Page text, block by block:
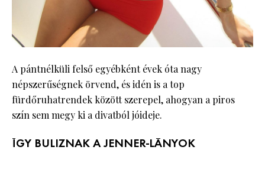
A pántnélküli felső egyébként évek óta nagy
népszerűségnek örvend, és idén is a top
fürdőruhatrendek között szerepel, ahogyan a piros
szín sem megy ki a divatból jóideje.
ÍGY BULIZNAK A JENNER-LÁNYOK